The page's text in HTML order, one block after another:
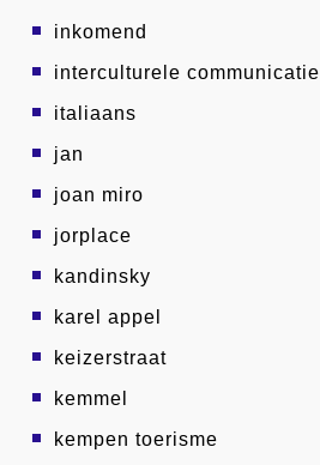
inkomend
interculturele communicatie
italiaans
jan
joan miro
jorplace
kandinsky
karel appel
keizerstraat
kemmel
kempen toerisme